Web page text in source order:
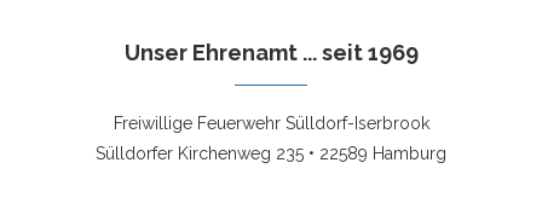
Unser Ehrenamt ... seit 1969
Freiwillige Feuerwehr Sülldorf-Iserbrook
Sülldorfer Kirchenweg 235 • 22589 Hamburg